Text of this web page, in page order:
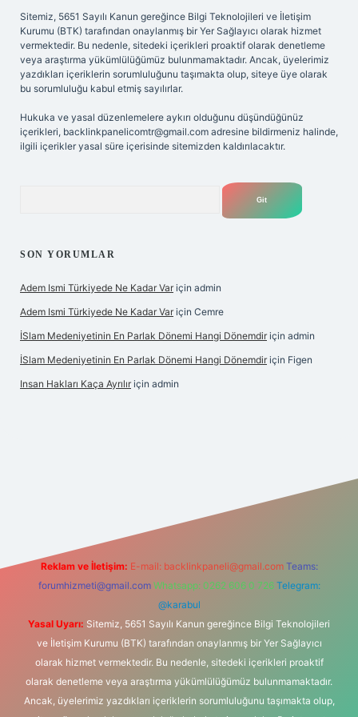
Sitemiz, 5651 Sayılı Kanun gereğince Bilgi Teknolojileri ve İletişim
Kurumu (BTK) tarafından onaylanmış bir Yer Sağlayıcı olarak hizmet
vermektedir. Bu nedenle, sitedeki içerikleri proaktif olarak denetleme
veya araştırma yükümlülüğümüz bulunmamaktadır. Ancak, üyelerimiz
yazdıkları içeriklerin sorumluluğunu taşımakta olup, siteye üye olarak
bu sorumluluğu kabul etmiş sayılırlar.
Hukuka ve yasal düzenlemelere aykırı olduğunu düşündüğünüz
içerikleri, backlinkpanelicomtr@gmail.com adresine bildirmeniz halinde,
ilgili içerikler yasal süre içerisinde sitemizden kaldırılacaktır.
SON YORUMLAR
Adem Ismi Türkiyede Ne Kadar Var için admin
Adem Ismi Türkiyede Ne Kadar Var için Cemre
İSlam Medeniyetinin En Parlak Dönemi Hangi Dönemdir için admin
İSlam Medeniyetinin En Parlak Dönemi Hangi Dönemdir için Figen
Insan Hakları Kaça Ayrılır için admin
Reklam ve İletişim: E-mail: backlinkpaneli@gmail.com Teams:
forumhizmeti@gmail.com Whatsapp: 0262 606 0 726 Telegram:
@karabul
Yasal Uyarı: Sitemiz, 5651 Sayılı Kanun gereğince Bilgi Teknolojileri
ve İletişim Kurumu (BTK) tarafından onaylanmış bir Yer Sağlayıcı
olarak hizmet vermektedir. Bu nedenle, sitedeki içerikleri proaktif
olarak denetleme veya araştırma yükümlülüğümüz bulunmamaktadır.
Ancak, üyelerimiz yazdıkları içeriklerin sorumluluğunu taşımakta olup,